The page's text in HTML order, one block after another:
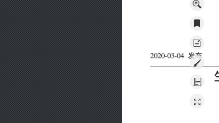
２０２０一
０３一
０
４ 发布